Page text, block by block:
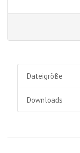
Dateigröße
Downloads